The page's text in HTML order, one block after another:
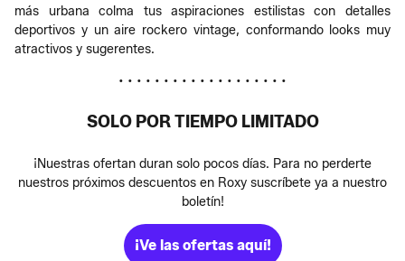
más urbana colma tus aspiraciones estilistas con detalles
deportivos y un aire rockero vintage, conformando looks muy
atractivos y sugerentes.
• • • • • • • • • • • • • • • • • • •
SOLO POR TIEMPO LIMITADO
¡Nuestras ofertan duran solo pocos días. Para no perderte
nuestros próximos descuentos en Roxy suscríbete ya a nuestro
boletín!
¡Ve las ofertas aquí!